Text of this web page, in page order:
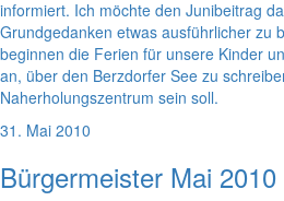
informiert. Ich möchte den Junibeitrag
Grundgedanken etwas ausführlicher zu
beginnen die Ferien für unsere Kinder
an, über den Berzdorfer See zu
Naherholungszentrum sein soll.
31. Mai 2010
Bürgermeister Mai 2010